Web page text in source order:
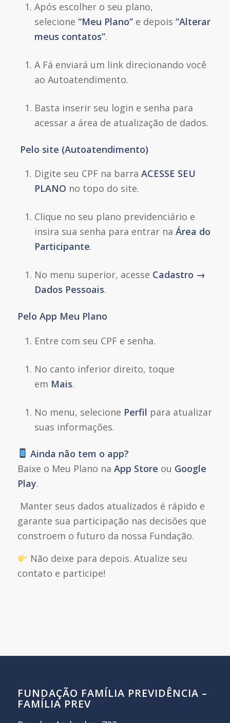
Após escolher o seu plano,
selecione “Meu Plano”e depois “Alterar
meus contatos”.
A Fá enviará um link direcionando você
ao Autoatendimento.
Basta inserir seu login e senha para
acessar a área de atualização de dados.
Pelo site (Autoatendimento)
Digite seu CPF na barra ACESSE SEU
PLANO no topo do site.
Clique no seu plano previdenciário e
insira sua senha para entrar na Área do
Participante.
No menu superior, acesse Cadastro →
Dados Pessoais.
Pelo App Meu Plano
Entre com seu CPF e senha.
No canto inferior direito, toque
em Mais.
No menu, selecione Perfil para atualizar
suas informações.
Ainda não tem o app?
Baixe o Meu Plano na App Store ou Google
Play.
Manter seus dados atualizados é rápido e
garante sua participação nas decisões que
constroem o futuro da nossa Fundação.
Não deixe para depois. Atualize seu
contato e participe!
FUNDAÇÃO FAMÍLIA PREVIDÊNCIA –
FAMÍLIA PREV